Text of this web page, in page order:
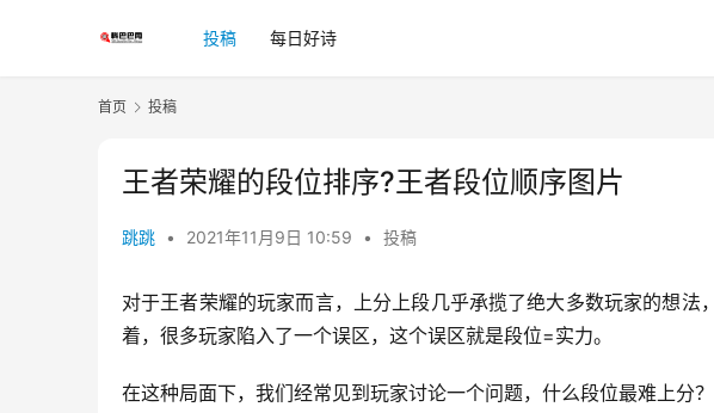
投稿 每日好诗
首页 投稿
王者荣耀的段位排序?王者段位顺序图片
跳跳 • 2021年11月9日 10:59 • 投稿
对于王者荣耀的玩家而言，上分上段几乎承揽了绝大多数玩家的想法
着，很多玩家陷入了一个误区，这个误区就是段位=实力。
在这种局面下，我们经常见到玩家讨论一个问题，什么段位最难上分？